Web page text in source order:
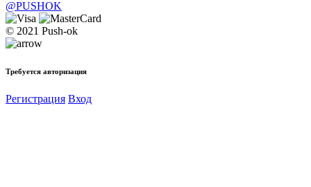
@PUSHOK
© 2021 Push-ok
Требуется авторизация
Регистрация Вход